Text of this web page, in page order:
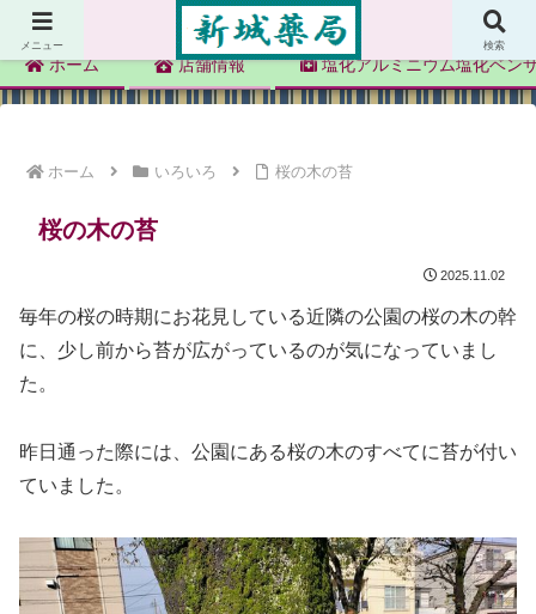
新城薬局
ホーム 店舗情報 塩化アルミニウム塩化ベン
ホーム いろいろ 桜の木の苔
桜の木の苔
2025.11.02
毎年の桜の時期にお花見している近隣の公園の桜の木の幹
に、少し前から苔が広がっているのが気になっていまし
た。
昨日通った際には、公園にある桜の木のすべてに苔が付い
ていました。
メニュー 検索